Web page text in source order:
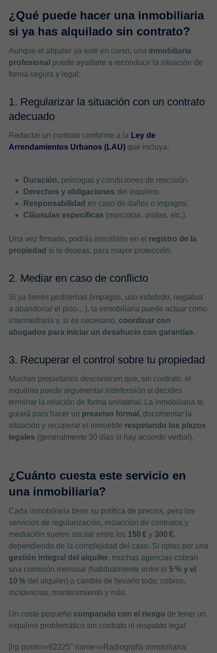
¿Qué puede hacer una inmobiliaria
si ya has alquilado sin contrato?
Aunque el alquiler ya esté en curso, una inmobiliaria
profesional puede ayudarte a reconducir la situación de
forma segura y legal:
1. Regularizar la situación con un contrato
adecuado
Redactar un contrato conforme a la Ley de
Arrendamientos Urbanos (LAU)que incluya:
Duración, prórrogas y condiciones de rescisión.
Derechos y obligaciones del inquilino.
Responsabilidad en caso de daños o impagos.
Cláusulas específicas (mascotas, visitas, etc.).
Una vez firmado, podrás inscribirlo en el registro de la
propiedad si lo deseas, para mayor protección.
2. Mediar en caso de conflicto
Si ya tienes problemas (impagos, uso indebido, negativa
a abandonar el piso…), la inmobiliaria puede actuar como
intermediaria y, si es necesario, coordinar con
abogados para iniciar un desahucio con garantías.
3. Recuperar el control sobre tu propiedad
Muchos propietarios desconocen que, sin contrato, el
inquilino puede argumentar indefensión si decides
terminar la relación de forma unilateral. La inmobiliaria te
guiará para hacer un preaviso formal , documentar la
situación y recuperar el inmueble respetando los plazos
legales (generalmente 30 días si hay acuerdo verbal).
¿Cuánto cuesta este servicio en
una inmobiliaria?
Cada inmobiliaria tiene su política de precios, pero los
servicios de regularización, redacción de contratos y
mediación suelen oscilar entre los 150 €y300 €,
dependiendo de la complejidad del caso. Si optas por una
gestión integral del alquiler, muchas agencias cobran
una comisión mensual (habitualmente entre el 5 % y el
10 %del alquiler) a cambio de llevarlo todo: cobros,
incidencias, mantenimiento y más.
Un coste pequeño comparado con el riesgo de tener un
inquilino problemático sin contrato ni respaldo legal.
[irp posts=»62225″ name=»Radiografía inmobiliaria: